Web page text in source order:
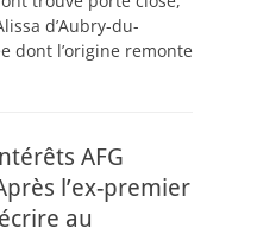
d’Aubry-du-
dont l’origine remonte
AFG
l’ex-premier
au